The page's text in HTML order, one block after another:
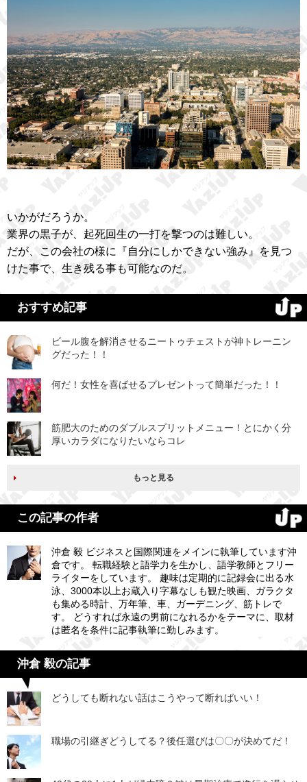
いかがだろうか。
業界の黒子が、起死回生の一打を撃つのは難しい。
だが、この会社の様に『自分にしかできない強み』を見つ
けた事で、生き残る事も可能なのだ。
おすすめ記事
ビール腹を解消させるニートゥチェストが神トレーニン
グだった！！
何だ！女性を喜ばせるプレゼントって簡単だった！！
筋肥大のためのダブルスプリットメニュー！とにかく分
厚いカラダになりたいならコレ
もっと見る
この記事の作者
沖倉 毅 ビジネスと国際関連をメインに執筆しています沖
倉です。 転職経験と語学力を生かし、語学教師とフリー
ライターをしています。 趣味は定期的に記録会に出る水
泳、3000本以上お蔵入り字幕なしも観た映画、ガラクタ
も集める時計、万年筆、車、ガーデニング、筋トレで
す。 どうすれば永遠の男前になれるかをテーマに、取材
は匿名を条件に記事執筆に勤しみます。
沖倉 毅の記事
どうしても断れない話はこうやって断ればいい！
職場の引継ぎどうしてる？後任選びは〇〇が決めてだ！